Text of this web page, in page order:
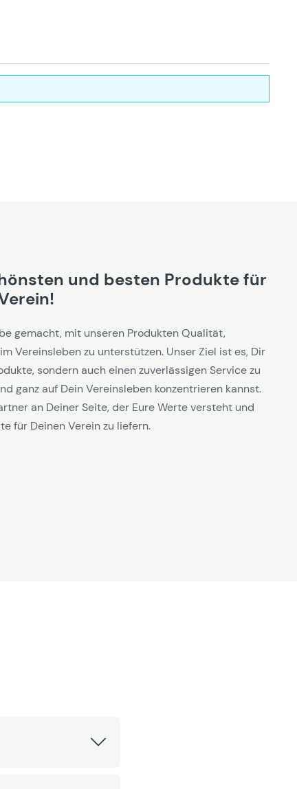
und besten Produkte für
gemacht, mit unseren Produkten Qualität,
Vereinsleben zu unterstützen. Unser Ziel ist es, Dir
sondern auch einen zuverlässigen Service zu
ganz auf Dein Vereinsleben konzentrieren kannst.
an Deiner Seite, der Eure Werte versteht und
für Deinen Verein zu liefern.